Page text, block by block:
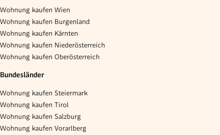
Wohnung kaufen Wien
Wohnung kaufen Burgenland
Wohnung kaufen Kärnten
Wohnung kaufen Niederösterreich
Wohnung kaufen Oberösterreich
Bundesländer
Wohnung kaufen Steiermark
Wohnung kaufen Tirol
Wohnung kaufen Salzburg
Wohnung kaufen Vorarlberg